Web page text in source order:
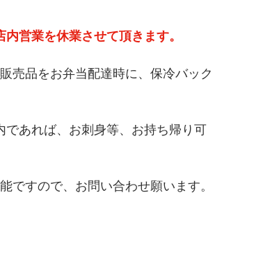
営業を休業させて頂きます。
売品をお弁当配達時に、保冷バック
であれば、お刺身等、お持ち帰り可
ですので、お問い合わせ願います。